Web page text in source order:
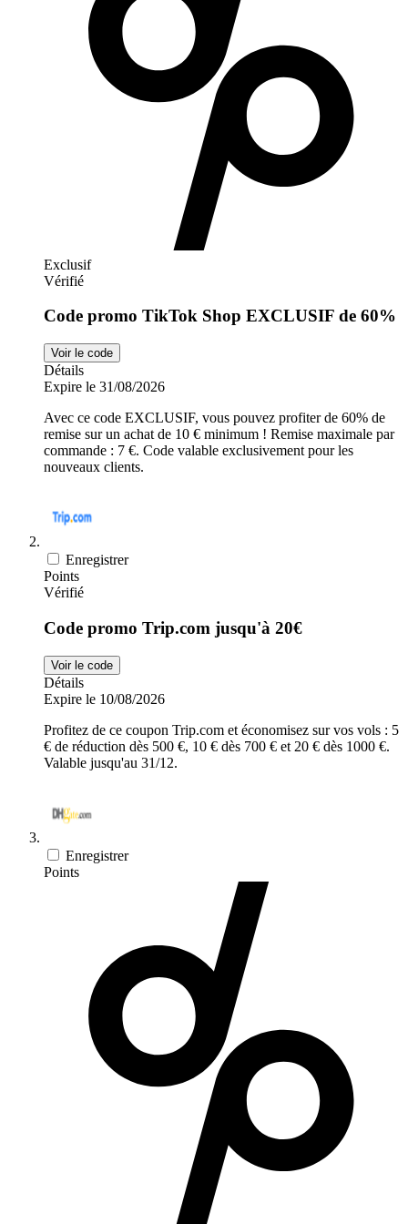
TikTok Shop
Exclusif
Vérifié
Code promo TikTok Shop EXCLUSIF de 60%
Voir le code
Détails
Expire le 31/08/2026
Avec ce code EXCLUSIF, vous pouvez profiter de 60% de
remise sur un achat de 10 € minimum ! Remise maximale par
commande : 7 €. Code valable exclusivement pour les
nouveaux clients.
Enregistrer
Points
Vérifié
Code promo Trip.com jusqu'à 20€
Voir le code
Détails
Expire le 10/08/2026
Profitez de ce coupon Trip.com et économisez sur vos vols : 5
€ de réduction dès 500 €, 10 € dès 700 € et 20 € dès 1000 €.
Valable jusqu'au 31/12.
Enregistrer
Points